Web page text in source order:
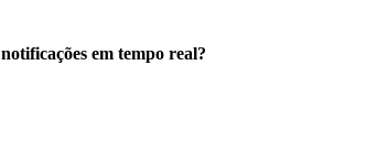
notificações em tempo real?